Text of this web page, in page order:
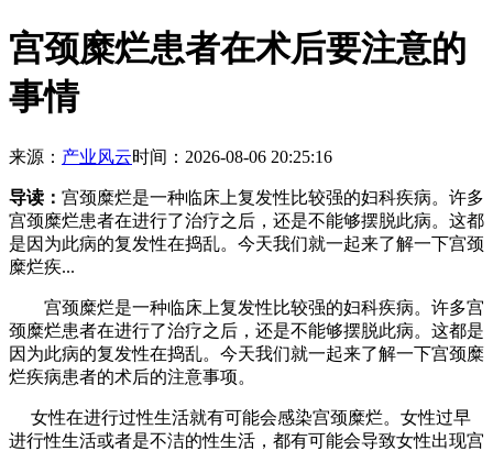
宫颈糜烂患者在术后要注意的
事情
来源： 产业风云时间：2026-08-06 20:25:16
导读： 宫颈糜烂是一种临床上复发性比较强的妇科疾病。许多
宫颈糜烂患者在进行了治疗之后，还是不能够摆脱此病。这都
是因为此病的复发性在捣乱。今天我们就一起来了解一下宫颈
糜烂疾...
宫颈糜烂是一种临床上复发性比较强的妇科疾病。许多宫
颈糜烂患者在进行了治疗之后，还是不能够摆脱此病。这都是
因为此病的复发性在捣乱。今天我们就一起来了解一下宫颈糜
烂疾病患者的术后的注意事项。
女性在进行过性生活就有可能会感染宫颈糜烂。女性过早
进行性生活或者是不洁的性生活，都有可能会导致女性出现宫